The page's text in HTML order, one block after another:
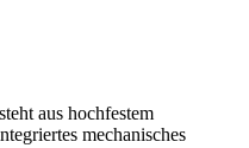
aus hochfestem
mechanisches